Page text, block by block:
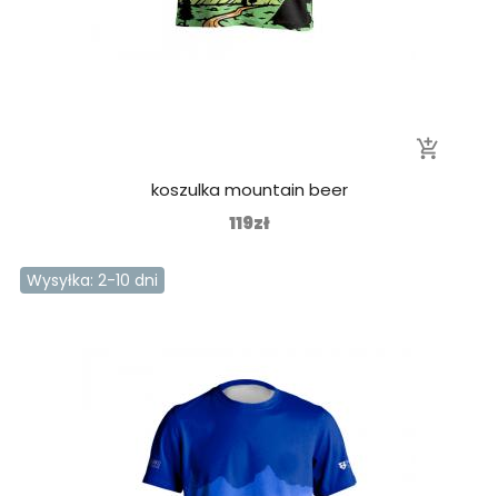
add_shopping_cart
koszulka mountain beer
119zł
Wysyłka: 2-10 dni